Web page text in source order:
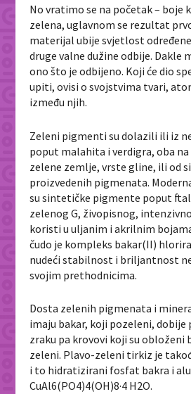
No vratimo se na početak – boje
zelena, uglavnom se rezultat
materijal ubije svjetlost
druge valne dužine odbije. Dakle
ono što je odbijeno. Koji će dio
upiti, ovisi o svojstvima tvari,
između njih.
Zeleni pigmenti su dolazili ili iz
poput malahita i verdigra, oba na
zelene zemlje, vrste gline, ili od
proizvedenih pigmenata.
su sintetičke pigmente poput
zelenog G, živopisnog,
koristi u uljanim i akrilnim
čudo je kompleks bakar(II)
nudeći stabilnost i briljantnost
svojim prethodnicima.
Dosta zelenih pigmenata i
imaju bakar, koji pozeleni,
zraku pa krovovi koji su
zeleni. Plavo-zeleni tirkiz je
i to hidratizirani fosfat bakra i
CuAl6(PO4)4(OH)8·4 H2O.